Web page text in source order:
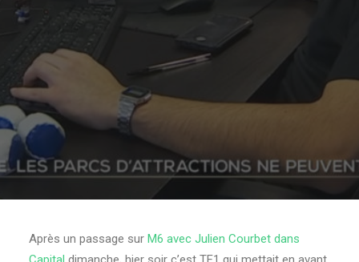
Après un passage sur M6 avec Julien Courbet dans